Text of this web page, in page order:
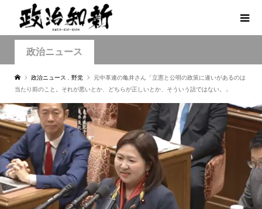
政治ニュース
政治ニュース 野党
元中革連の亀井さん「立憲と公明の政策に違いがあるのは
当たり前のこと。それが悪いとか、どちらが正しいとか、そういう話ではない。」